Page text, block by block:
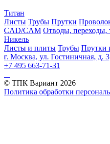
Титан
Листы Трубы Прутки
CAD/CAM Отводы,
Никель
Листы и плиты Трубы Прутки
г. Москва, ул. Гостиничная, д.
+7 495 663-71-31
© ТПК Вариант 2026
Политика обработки